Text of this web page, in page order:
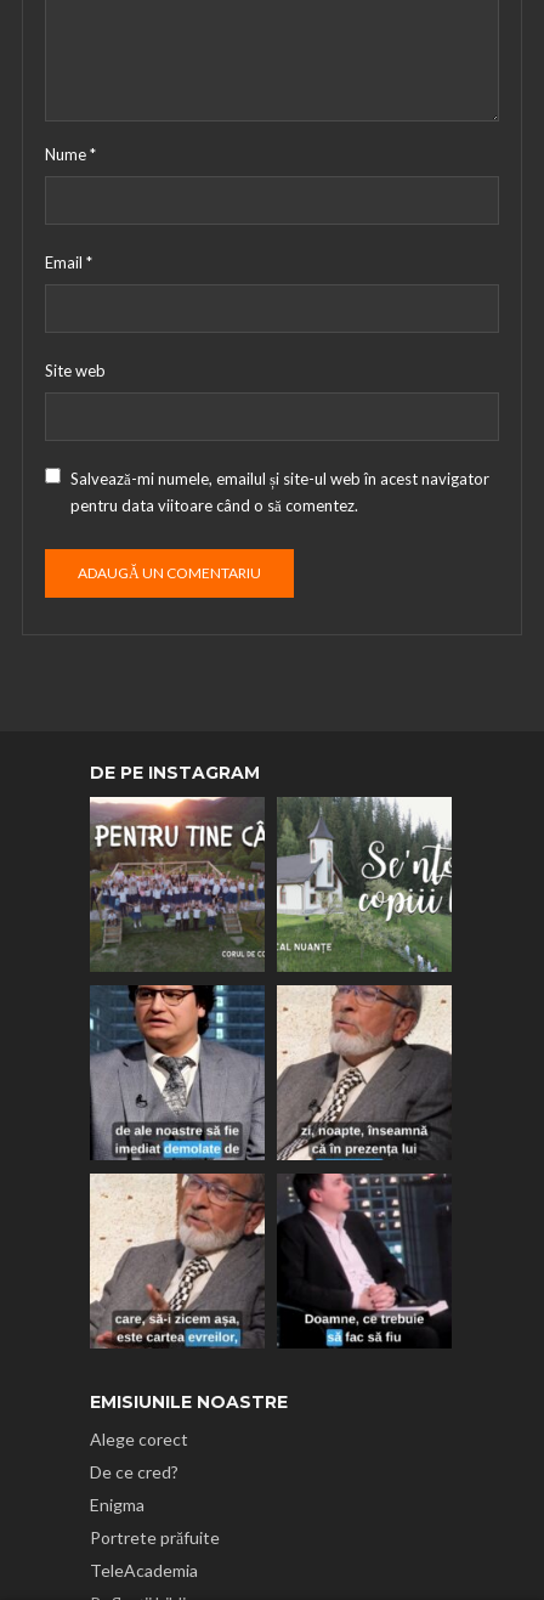
Nume*
Email *
Site web
Salvează-mi numele, emailul și site-ul web în acest navigator
pentru data viitoare când o să comentez.
DE PE INSTAGRAM
EMISIUNILE NOASTRE
Alege corect
De ce cred?
Enigma
Portrete prăfuite
TeleAcademia